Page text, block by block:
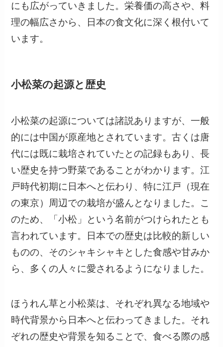
にも広がっていきました。栄養価の高さや、料
理の幅広さから、日本の食文化に深く根付いて
います。
小松菜の起源と歴史
小松菜の起源については諸説ありますが、一般
的には中国が原産地とされています。古くは唐
代には既に栽培されていたとの記録もあり、長
い歴史を持つ野菜であることがわかります。江
戸時代初期に日本へと伝わり、特に江戸（現在
の東京）周辺での栽培が盛んとなりました。こ
のため、「小松」という名前がつけられたとも
言われています。日本での歴史は比較的新しい
ものの、そのシャキシャキとした食感や甘みか
ら、多くの人々に愛されるようになりました。
ほうれん草と小松菜は、それぞれ異なる地域や
時代背景から日本へと伝わってきました。それ
ぞれの歴史や背景を知ることで、食べる際の感